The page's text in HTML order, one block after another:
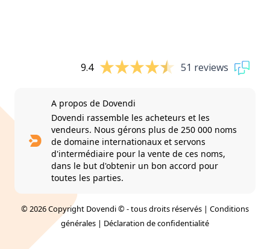
9.4 51 reviews
A propos de Dovendi
Dovendi rassemble les acheteurs et les
vendeurs. Nous gérons plus de 250 000 noms
de domaine internationaux et servons
d'intermédiaire pour la vente de ces noms,
dans le but d'obtenir un bon accord pour
toutes les parties.
© 2026 Copyright Dovendi © - tous droits réservés | Conditions
générales | Déclaration de confidentialité